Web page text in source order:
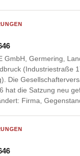
GmbH, Germering,
(Industriestraße
Die
hat die Satzung neu
Firma,